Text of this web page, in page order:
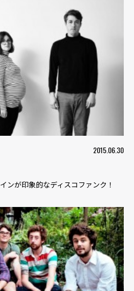
2015.06.30
ンが印象的なディスコファンク！